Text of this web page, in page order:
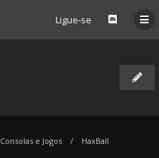
Ligue-se
Consolas e Jogos HaxBall